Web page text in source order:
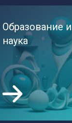
Образование и
наука